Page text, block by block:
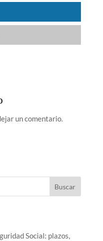
un comentario.
Social: plazos,